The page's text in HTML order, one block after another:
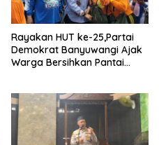
Rayakan HUT ke-25,Partai
Demokrat Banyuwangi Ajak
Warga Bersihkan Pantai